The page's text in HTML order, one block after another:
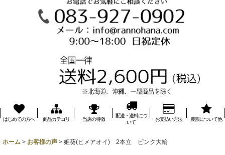
はじめての方へ 商品カテゴリ 当店の特徴
配送・送料につ
いて
お支払い方法 農園について他
ホーム > お客様の声 > 姫葵(ヒメアオイ) 2本立 ピンク大輪